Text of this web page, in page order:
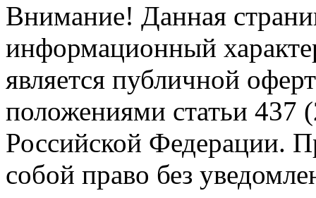
Внимание! Данная
информационный
является публичной
положениями статьи 437
Российской Федерации.
собой право без